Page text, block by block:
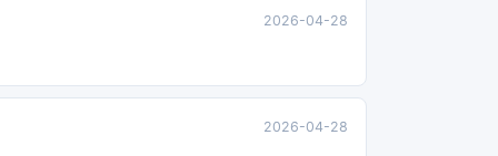
2026-04-28
2026-04-28